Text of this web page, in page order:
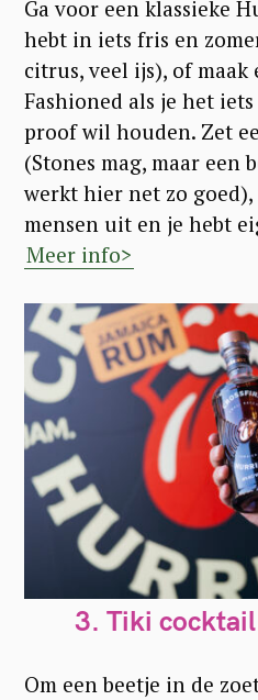
Ga voor een klassieke
hebt in iets fris en
citrus, veel ijs), of maak
Fashioned als je het
proof wil houden. Zet
(Stones mag, maar een
werkt hier net zo
mensen uit en je hebt
Meer info>
3. Tiki cocktail
Om een beetje in de